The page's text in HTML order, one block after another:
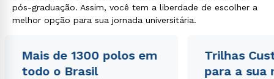
pós-graduação. Assim, você tem a liberdade de escolher a
melhor opção para sua jornada universitária.
Mais de 1300 polos em
todo o Brasil
Trilhas
para a sua
Estou de acordo com aPolítica de Privacidade.e
autorizo que meus dados sejam utilizados para o